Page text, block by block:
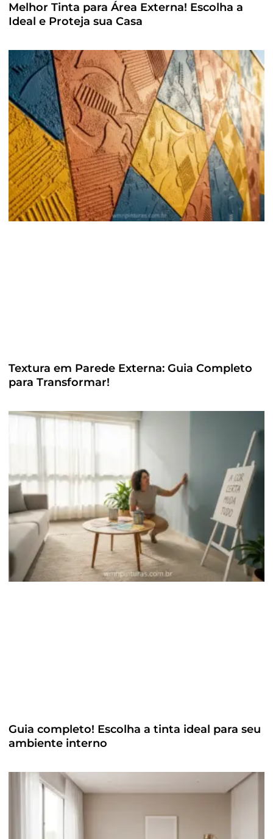
Melhor Tinta para Área Externa! Escolha a
Ideal e Proteja sua Casa
Textura em Parede Externa: Guia Completo
para Transformar!
Guia completo! Escolha a tinta ideal para seu
ambiente interno